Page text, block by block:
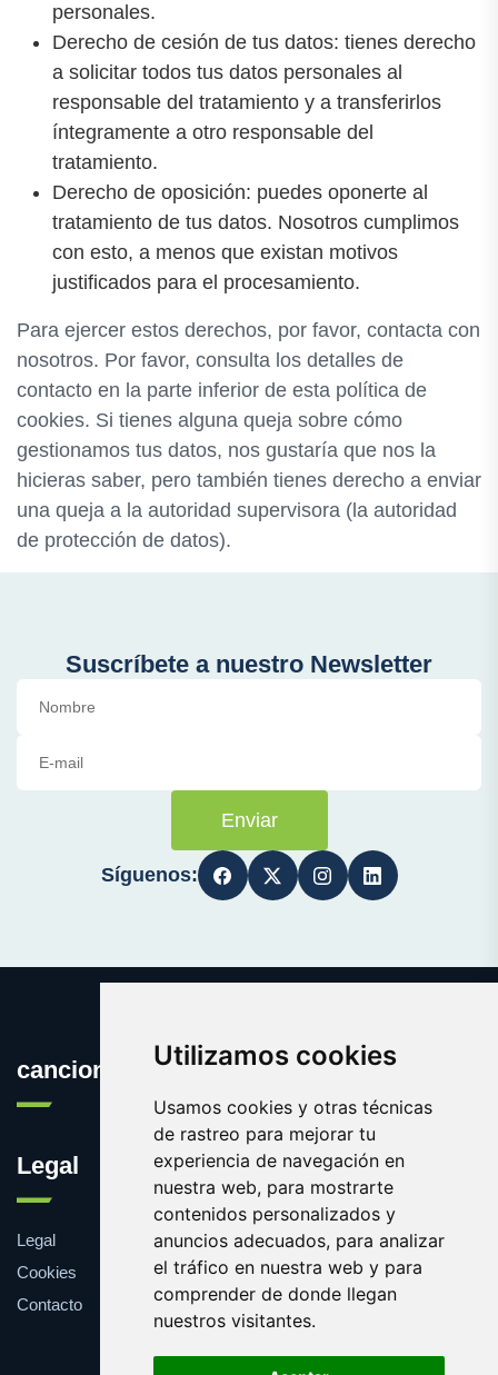
Utilizamos cookies
Usamos cookies y otras técnicas
de rastreo para mejorar tu
experiencia de navegación en
nuestra web, para mostrarte
contenidos personalizados y
anuncios adecuados, para analizar
el tráfico en nuestra web y para
comprender de donde llegan
nuestros visitantes.
personales.
Derecho de cesión de tus datos: tienes derecho
a solicitar todos tus datos personales al
responsable del tratamiento y a transferirlos
íntegramente a otro responsable del
tratamiento.
Derecho de oposición: puedes oponerte al
tratamiento de tus datos. Nosotros cumplimos
con esto, a menos que existan motivos
justificados para el procesamiento.
Para ejercer estos derechos, por favor, contacta con
nosotros. Por favor, consulta los detalles de
contacto en la parte inferior de esta política de
cookies. Si tienes alguna queja sobre cómo
gestionamos tus datos, nos gustaría que nos la
hicieras saber, pero también tienes derecho a enviar
una queja a la autoridad supervisora (la autoridad
de protección de datos).
Suscríbete a nuestro Newsletter
Enviar
Síguenos:
cancionesdeboda.com
Legal
Legal
Cookies
Contacto